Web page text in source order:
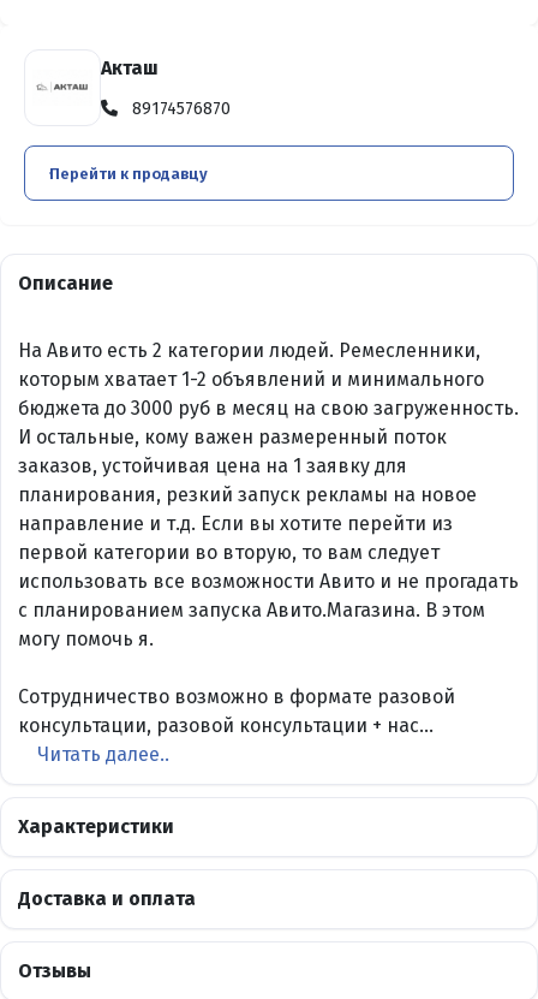
Акташ
89174576870
Перейти к продавцу
Описание
На Авито есть 2 категории людей. Ремесленники,
которым хватает 1-2 объявлений и минимального
бюджета до 3000 руб в месяц на свою загруженность.
И остальные, кому важен размеренный поток
заказов, устойчивая цена на 1 заявку для
планирования, резкий запуск рекламы на новое
направление и т.д. Если вы хотите перейти из
первой категории во вторую, то вам следует
использовать все возможности Авито и не прогадать
с планированием запуска Авито.Магазина. В этом
могу помочь я.
Сотрудничество возможно в формате разовой
консультации, разовой консультации + нас...
Читать далее..
Характеристики
Доставка и оплата
Отзывы